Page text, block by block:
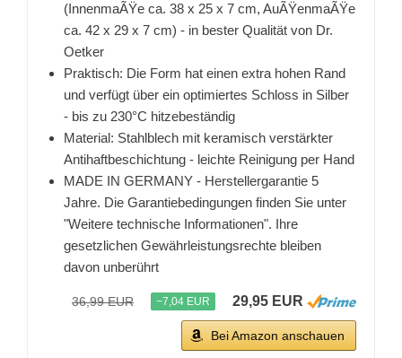
(InnenmaÃŸe ca. 38 x 25 x 7 cm, AuÃŸenmaÃŸe
ca. 42 x 29 x 7 cm) - in bester Qualität von Dr.
Oetker
Praktisch: Die Form hat einen extra hohen Rand
und verfügt über ein optimiertes Schloss in Silber
- bis zu 230°C hitzebeständig
Material: Stahlblech mit keramisch verstärkter
Antihaftbeschichtung - leichte Reinigung per Hand
MADE IN GERMANY - Herstellergarantie 5
Jahre. Die Garantiebedingungen finden Sie unter
"Weitere technische Informationen". Ihre
gesetzlichen Gewährleistungsrechte bleiben
davon unberührt
36,99 EUR −7,04 EUR 29,95 EUR
Bei Amazon anschauen